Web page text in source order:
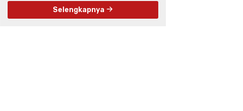
Selengkapnya